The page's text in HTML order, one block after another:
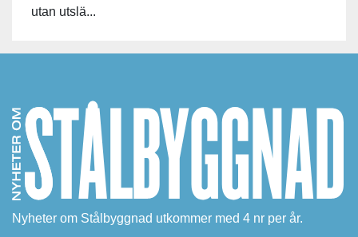
utan utslä...
Nyheter om Stålbyggnad utkommer med 4 nr per år.